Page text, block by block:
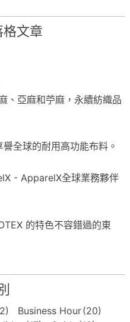
格文章
、亞麻和苧麻，永續紡織品
全球的耐用高功能布料。
- ApparelX全球業務夥伴
的特色不容錯過的東
Business Hour(20)